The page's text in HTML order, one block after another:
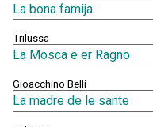
La bona famija
Trilussa
La Mosca e er Ragno
Gioacchino Belli
La madre de le sante